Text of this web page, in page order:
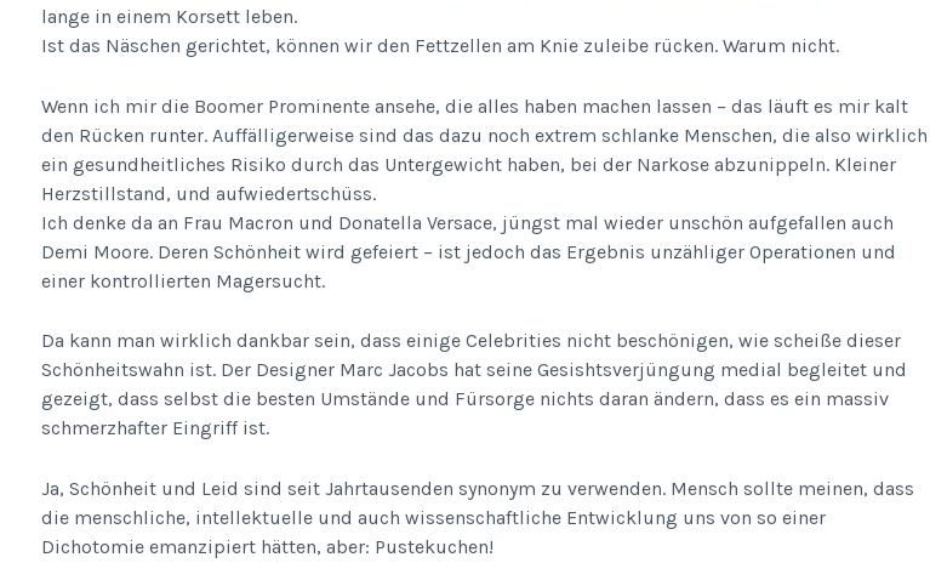
lange in einem Korsett leben.
Ist das Näschen gerichtet, können wir den Fettzellen am Knie zuleibe rücken. Warum nicht.
Wenn ich mir die Boomer Prominente ansehe, die alles haben machen lassen – das läuft es mir kalt
den Rücken runter. Auffälligerweise sind das dazu noch extrem schlanke Menschen, die also wirklich
ein gesundheitliches Risiko durch das Untergewicht haben, bei der Narkose abzunippeln. Kleiner
Herzstillstand, und aufwiedertschüss.
Ich denke da an Frau Macron und Donatella Versace, jüngst mal wieder unschön aufgefallen auch
Demi Moore. Deren Schönheit wird gefeiert – ist jedoch das Ergebnis unzähliger Operationen und
einer kontrollierten Magersucht.
Da kann man wirklich dankbar sein, dass einige Celebrities nicht beschönigen, wie scheiße dieser
Schönheitswahn ist. Der Designer Marc Jacobs hat seine Gesishtsverjüngung medial begleitet und
gezeigt, dass selbst die besten Umstände und Fürsorge nichts daran ändern, dass es ein massiv
schmerzhafter Eingriff ist.
Ja, Schönheit und Leid sind seit Jahrtausenden synonym zu verwenden. Mensch sollte meinen, dass
die menschliche, intellektuelle und auch wissenschaftliche Entwicklung uns von so einer
Dichotomie emanzipiert hätten, aber: Pustekuchen!